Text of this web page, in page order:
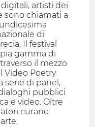
artisti dei
sono chiamati a
di
Il festival
gamma di
il mezzo
Video Poetry
serie di panel,
pubblici
e video. Oltre
curano